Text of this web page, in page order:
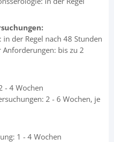
der Regel nach 48 Stunden
bis zu 2
- 4 Wochen
2 - 6 Wochen, je
1 - 4 Wochen